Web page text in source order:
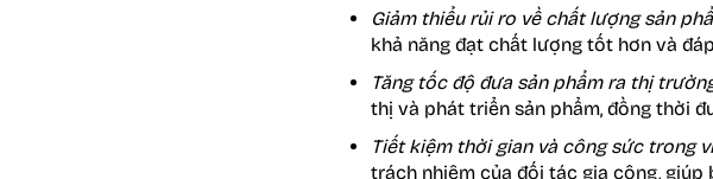
Giảm thiểu rủi ro về chất lượng sản
khả năng đạt chất lượng tốt hơn và
Tăng tốc độ đưa sản phẩm ra thị
thị và phát triển sản phẩm, đồng thời
Tiết kiệm thời gian và công sức trong
trách nhiệm của đối tác gia công,